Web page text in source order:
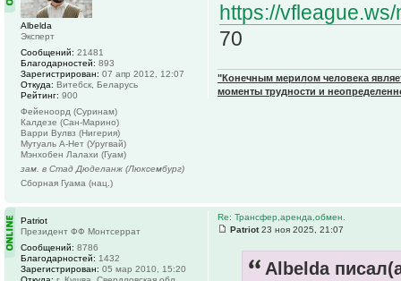
https://
70
"Конечным мерилом человека
моменты трудности и
Albelda
Эксперт
Сообщений: 21481
Благодарностей: 893
Зарегистрирован: 07 апр 2012, 12:07
Откуда: Витебск, Беларусь
Рейтинг: 900
Фейеноорд (Суринам)
Калдезе (Сан-Марино)
Варри Вулвз (Нигерия)
Мутуаль А-Нет (Уругвай)
Мэнхобен Лалахи (Гуам)
зам. в Стад Дюделанж (Люксембург)
Сборная Гуама (нац.)
Re: Трансфер,аренда,обмен.
Patriot23 ноя 2025, 21:07
Albelda
Patriot
Президент ФФ Монтсеррат
Сообщений: 8786
Благодарностей: 1432
Зарегистрирован: 05 мар 2010, 15:20